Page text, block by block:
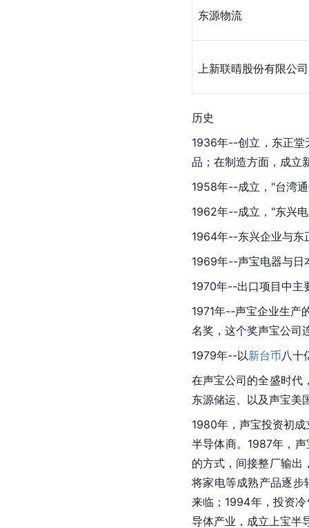
东源物流
上新联晴股份有限公司
历史
1936年--创立，东正堂
品；在制造方面，成立
1958年--成立，"台湾
1962年--成立，"东兴
1964年--东兴企业与东
1969年--声宝电器与日
1970年--出口项目中主
1971年--声宝企业生产
名奖，这个奖声宝公司
1979年--以新台币八十
在声宝公司的全盛时代
东源储运、以及声宝美
1980年，声宝投资初成
半导体商。1987年，
的方式，间接整厂输出
将家电等成熟产品逐
来临；1994年，投资
导体产业，成立上宝半